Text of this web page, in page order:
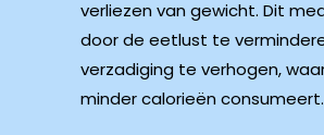
verliezen van gewicht. Dit
door de eetlust te
verzadiging te verhogen,
minder calorieën consumeert.